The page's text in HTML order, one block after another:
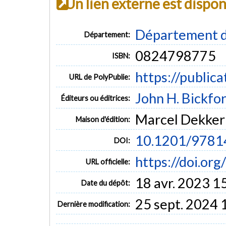
Département: Département
ISBN: 0824798775
URL de PolyPublie: https://
Éditeurs ou éditrices: John H.
Maison d'édition: Marcel Dekker
DOI: 10.1201/
URL officielle: https://
Date du dépôt: 18 avr. 2023
Dernière modification:
25 sept. 2024